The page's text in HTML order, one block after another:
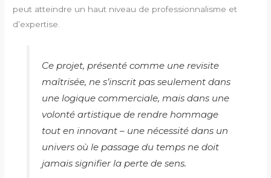
peut atteindre un haut niveau de professionnalisme et
d’expertise.
Ce projet, présenté comme une revisite
maîtrisée, ne s’inscrit pas seulement dans
une logique commerciale, mais dans une
volonté artistique de rendre hommage
tout en innovant – une nécessité dans un
univers où le passage du temps ne doit
jamais signifier la perte de sens.